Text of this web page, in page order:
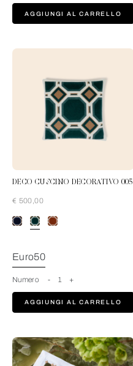
AGGIUNGI AL CARRELLO
DECO CUSCINO DECORATIVO 005
€ 500,00
Euro50
Numero - 1 +
AGGIUNGI AL CARRELLO